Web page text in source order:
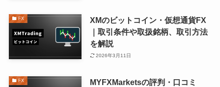
FX
XMのビットコイン・仮想通貨FX
｜取引条件や取扱銘柄、取引方法
を解説
2026年3月11日
FX
MYFXMarketsの評判・口コミ